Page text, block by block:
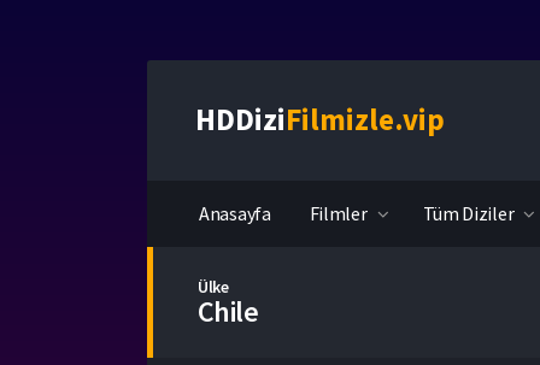
HDDiziFilmizle.vip
Anasayfa Filmler Tüm Diziler
Ülke
Chile